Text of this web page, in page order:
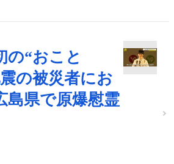
“おこと
の被災者にお
県で原爆慰霊